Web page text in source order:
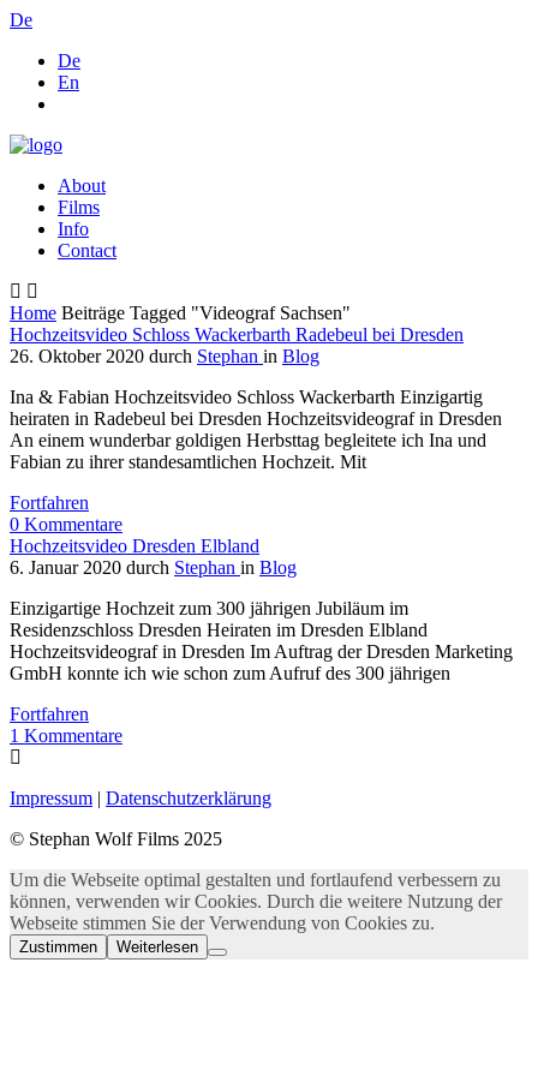
De
De
En
About
Films
Info
Contact
Home Beiträge Tagged "Videograf Sachsen"
Hochzeitsvideo Schloss Wackerbarth Radebeul bei Dresden
26. Oktober 2020 durch Stephan in Blog
Ina & Fabian Hochzeitsvideo Schloss Wackerbarth Einzigartig
heiraten in Radebeul bei Dresden Hochzeitsvideograf in Dresden
An einem wunderbar goldigen Herbsttag begleitete ich Ina und
Fabian zu ihrer standesamtlichen Hochzeit. Mit
Fortfahren
0 Kommentare
Hochzeitsvideo Dresden Elbland
6. Januar 2020 durch Stephan in Blog
Einzigartige Hochzeit zum 300 jährigen Jubiläum im
Residenzschloss Dresden Heiraten im Dresden Elbland
Hochzeitsvideograf in Dresden Im Auftrag der Dresden Marketing
GmbH konnte ich wie schon zum Aufruf des 300 jährigen
Fortfahren
1 Kommentare
Impressum | Datenschutzerklärung
© Stephan Wolf Films 2025
Um die Webseite optimal gestalten und fortlaufend verbessern zu
können, verwenden wir Cookies. Durch die weitere Nutzung der
Webseite stimmen Sie der Verwendung von Cookies zu.
Zustimmen Weiterlesen